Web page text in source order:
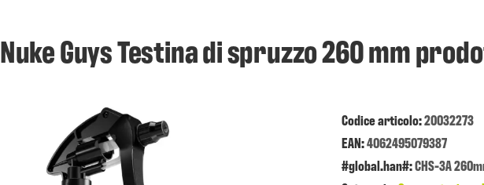
Nuke Guys Testina di spruzzo 260 mm
Codice articolo:20032273
EAN:4062495079387
#global.han#:CHS-3A